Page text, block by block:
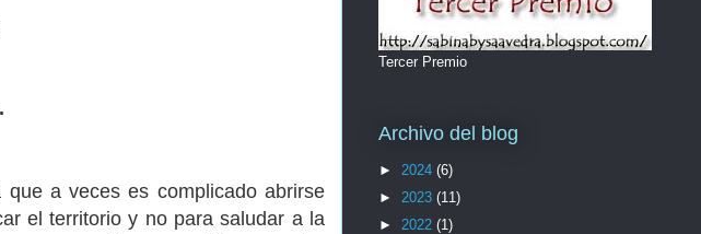
a veces es complicado abrirse
el territorio y no para saludar a la
Tercer Premio
Archivo del blog
► 2024 (6)
► 2023 (11)
► 2022 (1)